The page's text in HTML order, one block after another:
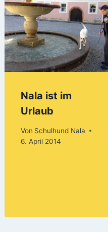
Nala ist im
Urlaub
Von Schulhund Nala
6. April 2014